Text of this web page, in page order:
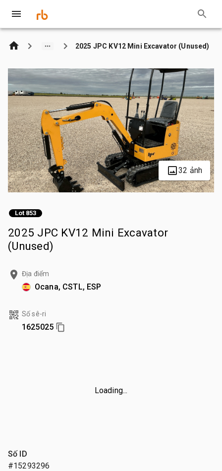
2025 JPC KV12 Mini Excavator (Unused)
32 ảnh
Lot 853
2025 JPC KV12 Mini Excavator
(Unused)
Địa điểm
Ocana, CSTL, ESP
Số sê-ri
1625025
Loading...
Số ID
#15293296